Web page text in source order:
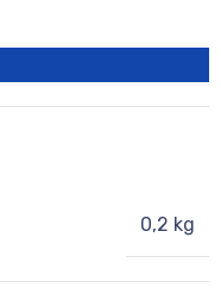
0,2 kg